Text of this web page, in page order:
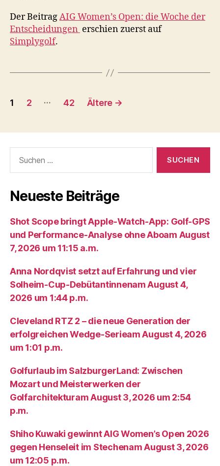
Der BeitragAIG Women’s Open: die Woche der
Entscheidungen erschien zuerst auf
Simplygolf.
Seitennummerierung
Beiträge
1 2 … 42 Ältere →
nach:
Neueste Beiträge
Shot Scope bringt Apple-Watch-App: Golf-GPS
und Performance-Analyse ohne Aboam August
7, 2026 um 11:15 a.m.
Anna Nordqvist setzt auf Erfahrung und vier
Solheim-Cup-Debütantinnenam August 4,
2026 um 1:44 p.m.
Cleveland RTZ 2 – die neue Generation der
erfolgreichen Wedge-Serieam August 4, 2026
um 1:01 p.m.
Golfurlaub im SalzburgerLand: Zwischen
Mozart und Meisterwerken der
Golfarchitekturam August 3, 2026 um 2:54
p.m.
Shiho Kuwaki gewinnt AIG Women’s Open 2026
gegen Henseleit im Stechenam August 3, 2026
um 12:05 p.m.